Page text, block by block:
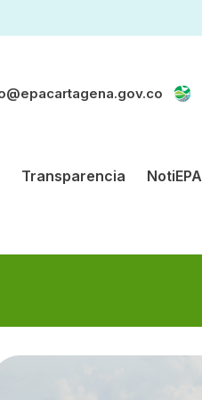
Transparencia NotiEPA